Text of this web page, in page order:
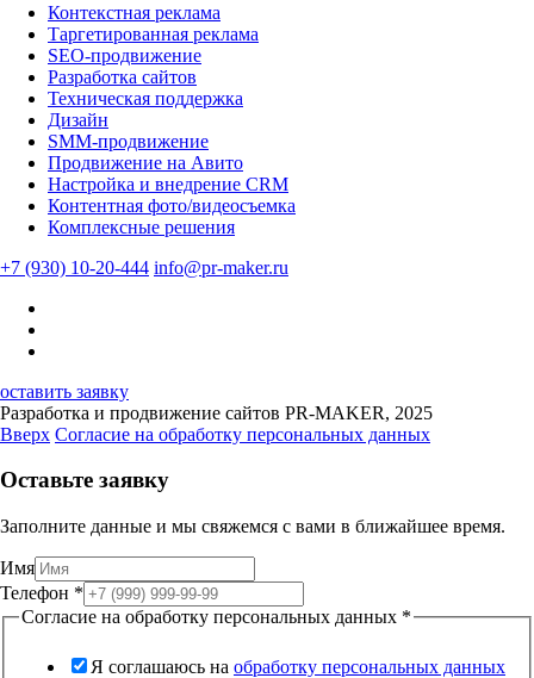
Контекстная реклама
Таргетированная реклама
SEO-продвижение
Разработка сайтов
Техническая поддержка
Дизайн
SMM-продвижение
Продвижение на Авито
Настройка и внедрение CRM
Контентная фото/видеосъемка
Комплексные решения
+7 (930) 10-20-444 info@pr-maker.ru
оставить заявку
Разработка и продвижение сайтов PR-MAKER, 2025
Вверх Согласие на обработку персональных данных
Оставьте заявку
Заполните данные и мы свяжемся с вами в ближайшее время.
Имя
Телефон *
Согласие на обработку персональных данных *
Я соглашаюсь на обработку персональных данных